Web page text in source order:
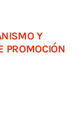
Y
PROMOCIÓN